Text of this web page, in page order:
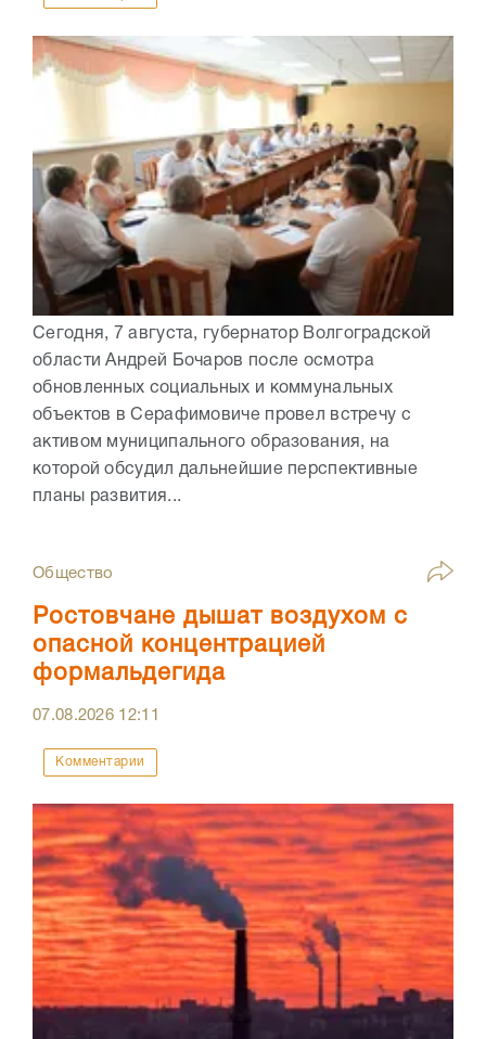
Сегодня, 7 августа, губернатор Волгоградской
области Андрей Бочаров после осмотра
обновленных социальных и коммунальных
объектов в Серафимовиче провел встречу с
активом муниципального образования, на
которой обсудил дальнейшие перспективные
планы развития...
Общество
Ростовчане дышат воздухом с
опасной концентрацией
формальдегида
07.08.2026 12:11
Комментарии